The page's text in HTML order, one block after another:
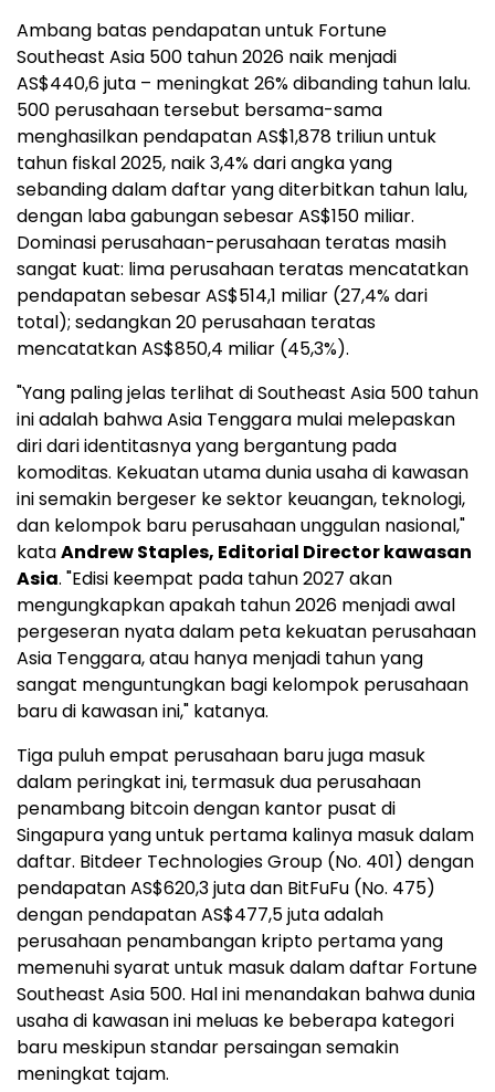
Ambang batas pendapatan untuk Fortune
Southeast Asia 500 tahun 2026 naik menjadi
AS$440,6 juta – meningkat 26% dibanding tahun lalu.
500 perusahaan tersebut bersama-sama
menghasilkan pendapatan AS$1,878 triliun untuk
tahun fiskal 2025, naik 3,4% dari angka yang
sebanding dalam daftar yang diterbitkan tahun lalu,
dengan laba gabungan sebesar AS$150 miliar.
Dominasi perusahaan-perusahaan teratas masih
sangat kuat: lima perusahaan teratas mencatatkan
pendapatan sebesar AS$514,1 miliar (27,4% dari
total); sedangkan 20 perusahaan teratas
mencatatkan AS$850,4 miliar (45,3%).
"Yang paling jelas terlihat di Southeast Asia 500 tahun
ini adalah bahwa Asia Tenggara mulai melepaskan
diri dari identitasnya yang bergantung pada
komoditas. Kekuatan utama dunia usaha di kawasan
ini semakin bergeser ke sektor keuangan, teknologi,
dan kelompok baru perusahaan unggulan nasional,"
kataAndrew Staples, Editorial Director kawasan
Asia. "Edisi keempat pada tahun 2027 akan
mengungkapkan apakah tahun 2026 menjadi awal
pergeseran nyata dalam peta kekuatan perusahaan
Asia Tenggara, atau hanya menjadi tahun yang
sangat menguntungkan bagi kelompok perusahaan
baru di kawasan ini," katanya.
Tiga puluh empat perusahaan baru juga masuk
dalam peringkat ini, termasuk dua perusahaan
penambang bitcoin dengan kantor pusat di
Singapura yang untuk pertama kalinya masuk dalam
daftar. Bitdeer Technologies Group (No. 401) dengan
pendapatan AS$620,3 juta dan BitFuFu (No. 475)
dengan pendapatan AS$477,5 juta adalah
perusahaan penambangan kripto pertama yang
memenuhi syarat untuk masuk dalam daftar Fortune
Southeast Asia 500. Hal ini menandakan bahwa dunia
usaha di kawasan ini meluas ke beberapa kategori
baru meskipun standar persaingan semakin
meningkat tajam.